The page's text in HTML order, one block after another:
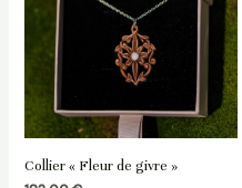
Collier « Fleur de givre »